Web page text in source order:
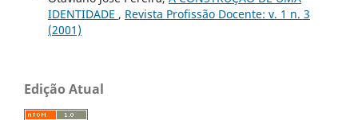
IDENTIDADE , Revista Profissão Docente: v. 1 n. 3
(2001)
Edição Atual